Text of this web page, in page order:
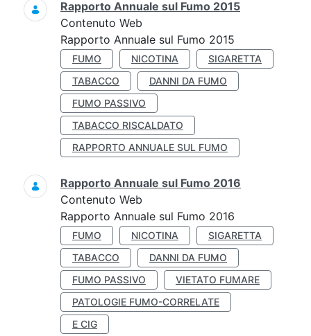
Rapporto Annuale sul Fumo 2015
Contenuto Web
Rapporto Annuale sul Fumo 2015
FUMO NICOTINA
SIGARETTA
TABACCO
DANNI DA FUMO
FUMO PASSIVO
TABACCO RISCALDATO
RAPPORTO ANNUALE SUL FUMO
Rapporto Annuale sul Fumo 2016
Contenuto Web
Rapporto Annuale sul Fumo 2016
FUMO NICOTINA
SIGARETTA
TABACCO
DANNI DA FUMO
FUMO PASSIVO
VIETATO FUMARE
PATOLOGIE FUMO-CORRELATE
E CIG